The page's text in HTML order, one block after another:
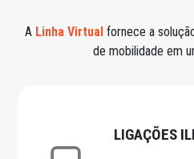
A Linha Virtual fornece a
de mobilidade em
LIGAÇÕES